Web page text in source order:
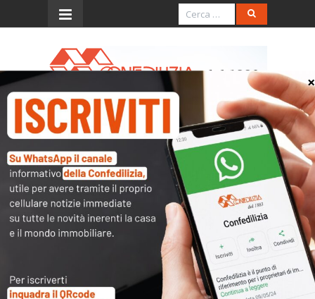
Menu
Spese per l’anagrafe
condominiale
Quesito
Si domanda come l’amministratore –
che fra i suoi doveri ha quello della
tenuta e aggiornamento dell’anagrafe
condominiale – possa addebitare ai
condòmini le spese sostenute per far